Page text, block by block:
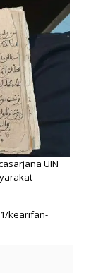
UIN
kearifan-